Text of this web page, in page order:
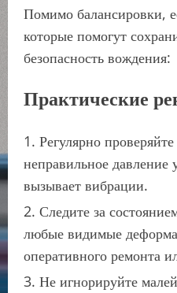
Помимо балансировки,
которые помогут
безопасность вождения:
Практические
Регулярно
неправильное давление
вызывает вибрации.
Следите за
любые видимые
оперативного ремонта
Не игнорируйте